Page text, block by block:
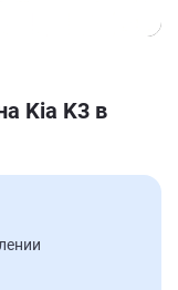
Kia K3 в